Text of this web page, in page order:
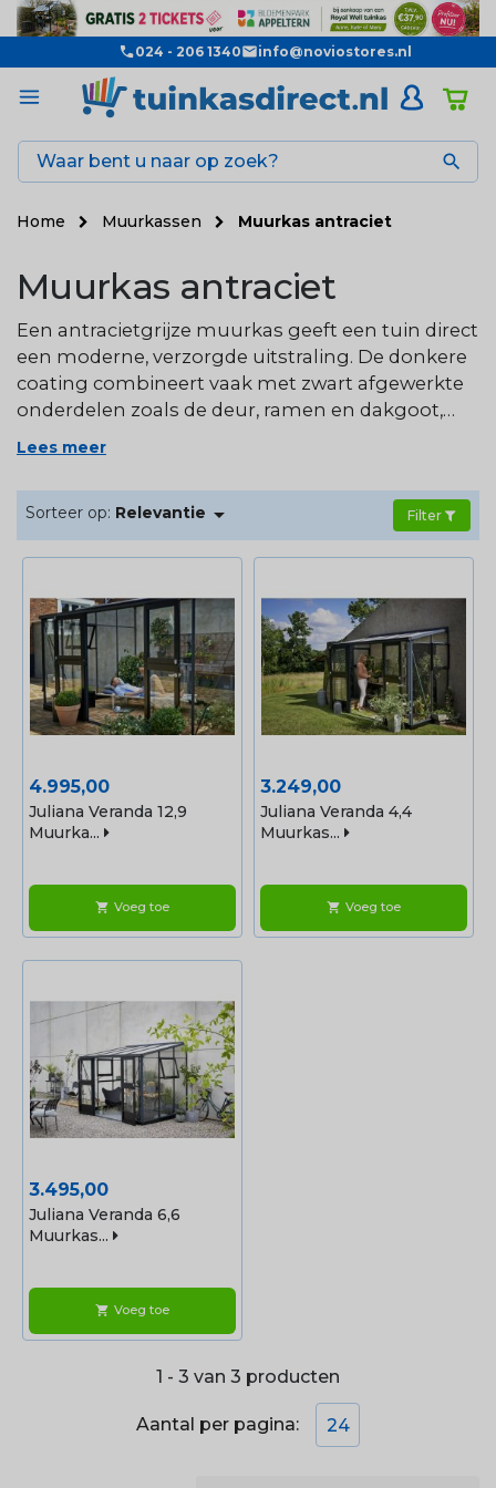
024 - 206 1340 info@noviostores.nl

Home Muurkassen Muurkas antraciet
Muurkas antraciet
Een antracietgrijze muurkas geeft een tuin direct
een moderne, verzorgde uitstraling. De donkere
coating combineert vaak met zwart afgewerkte
onderdelen zoals de deur, ramen en dakgoot,
zorgt.
Lees meer
Sorteer op: Relevantie  Filter
Prijs
4.995,00
Juliana Veranda 12,9
Muurka...
shopping_cart Voeg toe
Prijs
3.249,00
Juliana Veranda 4,4
Muurkas...
shopping_cart Voeg toe
Prijs
3.495,00
Juliana Veranda 6,6
Muurkas...
shopping_cart Voeg toe
1 - 3 van 3 producten
Aantal per pagina: 24